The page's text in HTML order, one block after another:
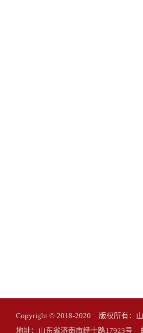
Copyright © 2018-2020 版权所有：
地址：山东省济南市经十路17923号